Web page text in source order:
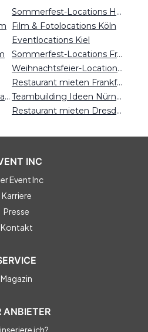
Hochzeitslocation Potsdam
Sommerfest-Locations Hannover
Film & Fotolocations Köln
Eventlocations Kiel
Sommerfest-Locations Frankfurt
Weihnachtsfeier-Locations Kassel
Restaurant mieten Frankfurt
Teambuilding Ideen Nürnberg
Restaurant mieten Dresden
INC
Event Inc
Karriere
Presse
Kontakt
Magazin
ANBIETER
ich?